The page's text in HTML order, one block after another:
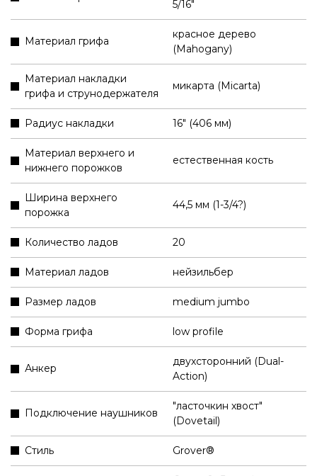
5/16"
Материал грифа
красное дерево
(Mahogany)
Материал накладки
грифа и струнодержателя
микарта (Micarta)
Радиус накладки 16" (406 мм)
Материал верхнего и
нижнего порожков
естественная кость
Ширина верхнего
порожка
44,5 мм (1-3/4?)
Количество ладов 20
Материал ладов нейзильбер
Размер ладов medium jumbo
Форма грифа low profile
Анкер
двухсторонний (Dual-
Action)
Подключение наушников
"ласточкин хвост"
(Dovetail)
Стиль Grover®